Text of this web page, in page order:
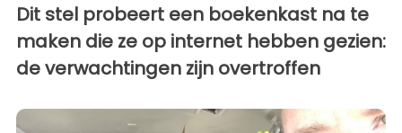
Dit stel probeert een boekenkast na te
maken die ze op internet hebben gezien:
de verwachtingen zijn overtroffen